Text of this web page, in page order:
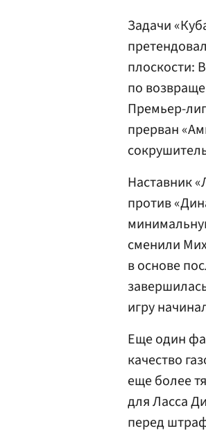
Задачи
плоскости:
по
Премьер-
прерван
Наставник
против
сменили
в основе
игру
Еще один
качество
еще более
для Ласса
перед